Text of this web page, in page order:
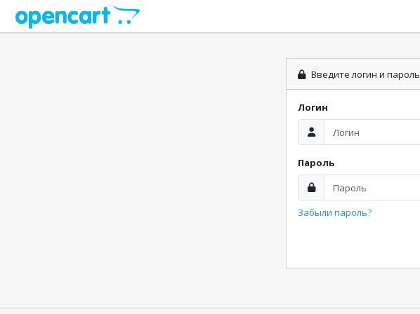
Введите логин и пароль
Логин
Пароль
Забыли пароль?